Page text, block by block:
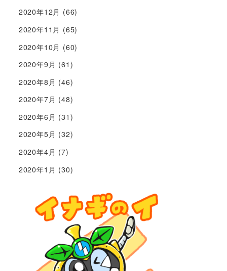
2020年12月 (66)
2020年11月 (65)
2020年10月 (60)
2020年9月 (61)
2020年8月 (46)
2020年7月 (48)
2020年6月 (31)
2020年5月 (32)
2020年4月 (7)
2020年1月 (30)